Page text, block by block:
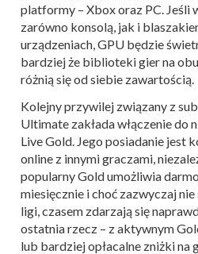
platformy – Xbox oraz PC. Jeśli
zarówno konsolą, jak i
urządzeniach, GPU będzie
bardziej że biblioteki gier na
różnią się od siebie zawartością.
Kolejny przywilej związany z
Ultimate zakłada włączenie do
Live Gold. Jego posiadanie jest
online z innymi graczami,
popularny Gold umożliwia
miesięcznie i choć zazwyczaj
ligi, czasem zdarzają się
ostatnia rzecz – z aktywnym
lub bardziej opłacalne zniżki na